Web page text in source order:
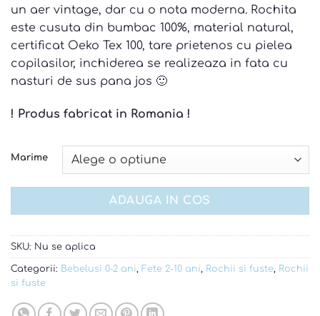
un aer vintage, dar cu o nota moderna. Rochita
este cusuta din bumbac 100%, material natural,
certificat Oeko Tex 100, tare prietenos cu pielea
copilasilor, inchiderea se realizeaza in fata cu
nasturi de sus pana jos 🙂
! Produs fabricat in Romania !
Marime
ADAUGA IN COS
SKU: Nu se aplica
Categorii: Bebelusi 0-2 ani, Fete 2-10 ani, Rochii si fuste, Rochii
si fuste